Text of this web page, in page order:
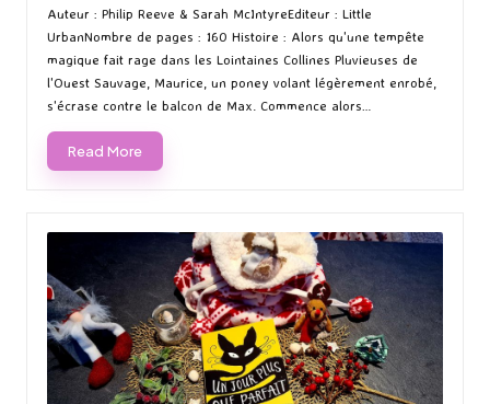
by
in
Auteur : Philip Reeve & Sarah McIntyreEditeur : Little
UrbanNombre de pages : 160 Histoire : Alors qu'une tempête
magique fait rage dans les Lointaines Collines Pluvieuses de
l'Ouest Sauvage, Maurice, un poney volant légèrement enrobé,
s'écrase contre le balcon de Max. Commence alors…
Read More